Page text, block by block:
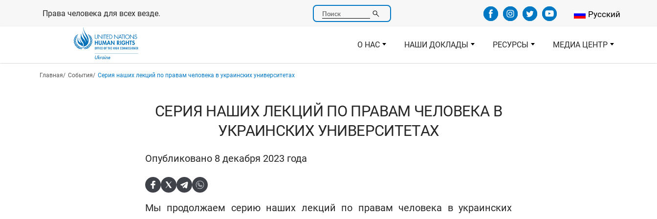
Права человека для всех везде. Поиск Select your
Русский
О НАС НАШИ ДОКЛАДЫ РЕСУРСЫ МЕДИА ЦЕНТР
Строка навигации
Главная События Серия наших лекций по правам человека в украинских университетах
СЕРИЯ НАШИХ ЛЕКЦИЙ ПО ПРАВАМ ЧЕЛОВЕКА В
УКРАИНСКИХ УНИВЕРСИТЕТАХ
Опубликовано 8 декабря 2023 года
Мы продолжаем серию наших лекций по правам человека в украинских